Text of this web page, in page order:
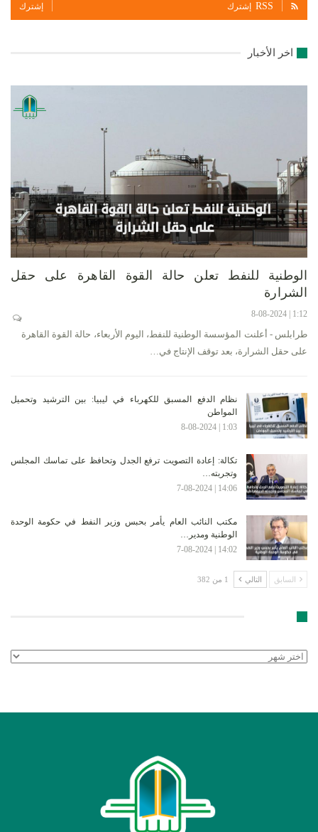
RSS إشترك إشترك
اخر الأخبار
الوطنية للنفط تعلن حالة القوة القاهرة على حقل
الشرارة
1:12 | 8-08-2024
طرابلس - أعلنت المؤسسة الوطنية للنفط، اليوم الأربعاء، حالة القوة القاهرة
على حقل الشرارة، بعد توقف الإنتاج في…
نظام الدفع المسبق للكهرباء في ليبيا: بين الترشيد وتحميل
المواطن
1:03 | 8-08-2024
تكالة: إعادة التصويت ترفع الجدل وتحافظ على تماسك المجلس
وتجربته…
14:06 | 7-08-2024
مكتب النائب العام يأمر بحبس وزير النفط في حكومة الوحدة
الوطنية ومدير…
14:02 | 7-08-2024
السابق التالي 1 من 382
الأرشيف